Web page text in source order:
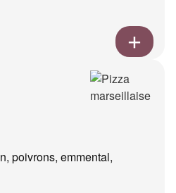
poivrons, emmental,